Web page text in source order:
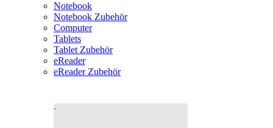
Notebook
Notebook Zubehör
Computer
Tablets
Tablet Zubehör
eReader
eReader Zubehör